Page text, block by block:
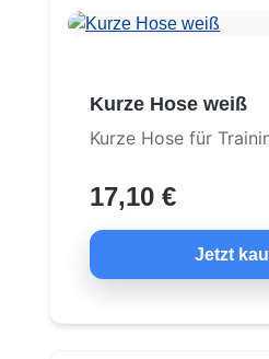
Kurze Hose weiß
Kurze Hose für
17,10 €
Jetzt